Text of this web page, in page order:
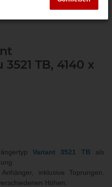
TB, 4140 x
Variant 3521 TB als
inklusive Toprungen.
Höhen.